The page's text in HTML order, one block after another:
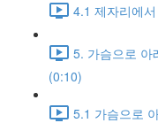
4.1 제자리에
5. 가슴으로 아
(0:10)
5.1 가슴으로